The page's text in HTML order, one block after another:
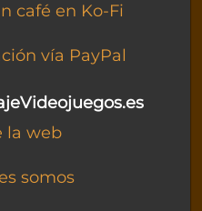
café en Ko-Fi
vía PayPal
la web
somos